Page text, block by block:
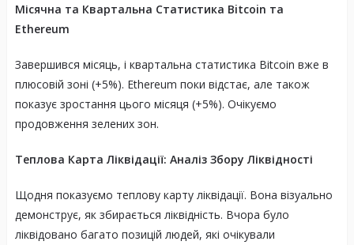
Місячна та Квартальна Статистика Bitcoin та
Ethereum
Завершився місяць, і квартальна статистика Bitcoin вже в
плюсовій зоні (+5%). Ethereum поки відстає, але також
показує зростання цього місяця (+5%). Очікуємо
продовження зелених зон.
Теплова Карта Ліквідації: Аналіз Збору Ліквідності
Щодня показуємо теплову карту ліквідації. Вона візуально
демонструє, як збирається ліквідність. Вчора було
ліквідовано багато позицій людей, які очікували